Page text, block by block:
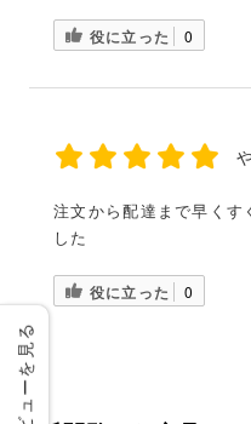
役に立った 0
注文から配達まで早くす
した
役に立った 0
レビューを見る